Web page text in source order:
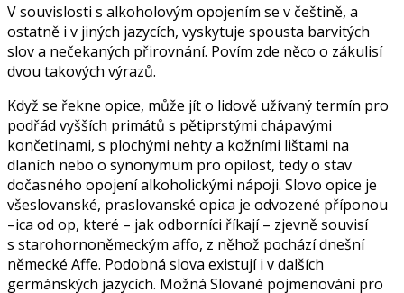
V souvislosti s alkoholovým opojením se v češtině, a
ostatně i v jiných jazycích, vyskytuje spousta barvitých
slov a nečekaných přirovnání. Povím zde něco o zákulisí
dvou takových výrazů.
Když se řekne opice, může jít o lidově užívaný termín pro
podřád vyšších primátů s pětiprstými chápavými
končetinami, s plochými nehty a kožními lištami na
dlaních nebo o synonymum pro opilost, tedy o stav
dočasného opojení alkoholickými nápoji. Slovo opice je
všeslovanské, praslovanské opica je odvozené příponou
–ica od op, které – jak odborníci říkají – zjevně souvisí
s starohornoněmeckým affo, z něhož pochází dnešní
německé Affe. Podobná slova existují i v dalších
germánských jazycích. Možná Slované pojmenování pro